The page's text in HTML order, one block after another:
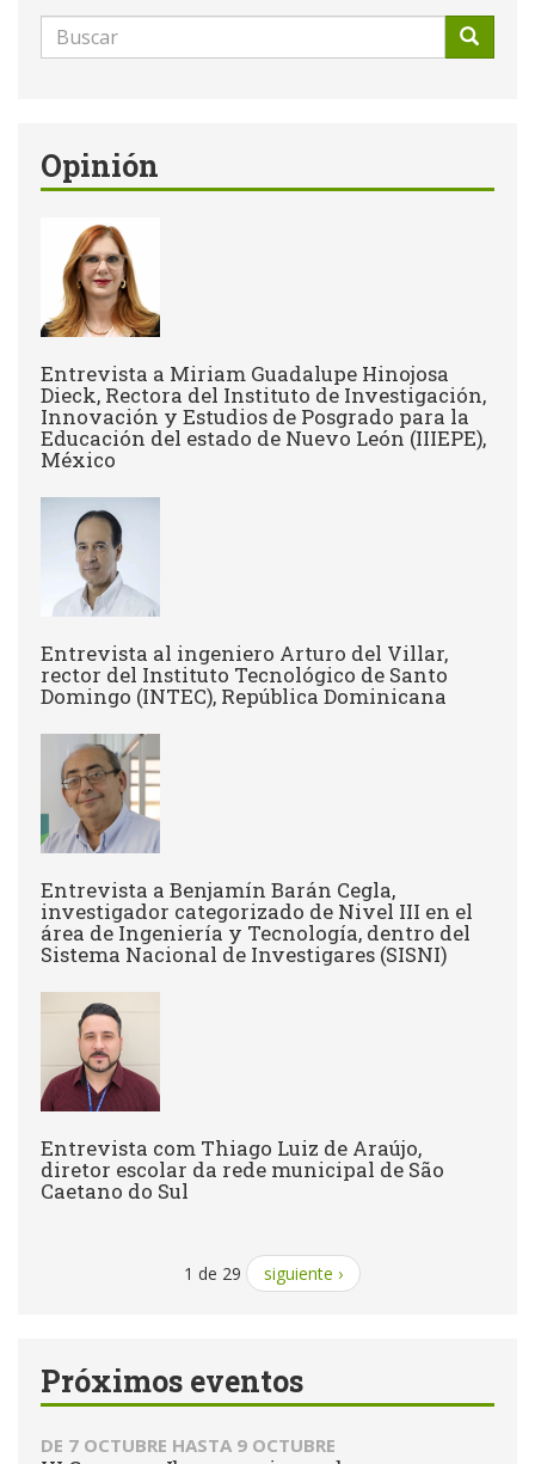
Formulario
de
Opinión
Entrevista a Miriam Guadalupe Hinojosa
Dieck, Rectora del Instituto de Investigación,
Innovación y Estudios de Posgrado para la
Educación del estado de Nuevo León (IIIEPE),
México
Entrevista al ingeniero Arturo del Villar,
rector del Instituto Tecnológico de Santo
Domingo (INTEC), República Dominicana
Entrevista a Benjamín Barán Cegla,
investigador categorizado de Nivel III en el
área de Ingeniería y Tecnología, dentro del
Sistema Nacional de Investigares (SISNI)
Entrevista com Thiago Luiz de Araújo,
diretor escolar da rede municipal de São
Caetano do Sul
1 de 29 siguiente ›
Próximos eventos
DE 7 OCTUBRE HASTA 9 OCTUBRE